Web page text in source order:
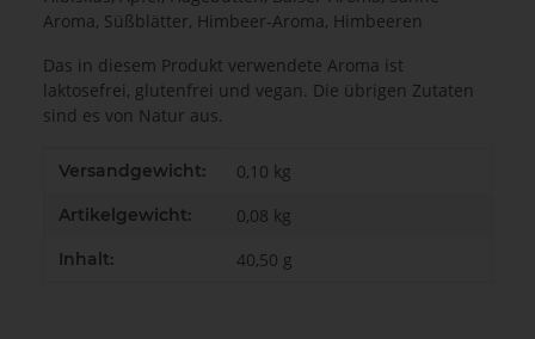
Aroma, Süßblätter, Himbeer-Aroma, Himbeeren
Das in diesem Produkt verwendete Aroma ist
laktosefrei, glutenfrei und vegan. Die übrigen Zutaten
sind es von Natur aus.
Produkteigenschaft
Wert
Versandgewicht: 0,10 kg
Artikelgewicht: 0,08 kg
Inhalt: 40,50 g